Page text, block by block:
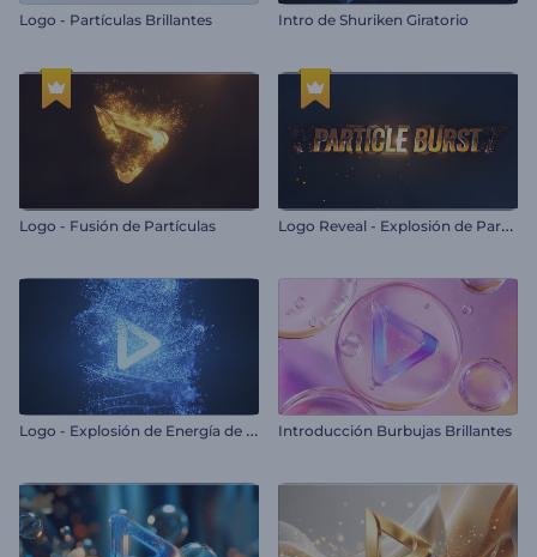
Logo - Partículas Brillantes Intro de Shuriken Giratorio
Logo - Fusión de Partículas L
ogo Reveal - Explosión de Partículas
L
ogo - Explosión de Energía de Partículas Introducción Burbujas Brillantes